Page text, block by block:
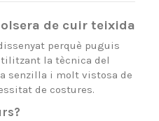
de cuir teixida
perquè puguis
la tècnica del
senzilla i molt vistosa de
de costures.